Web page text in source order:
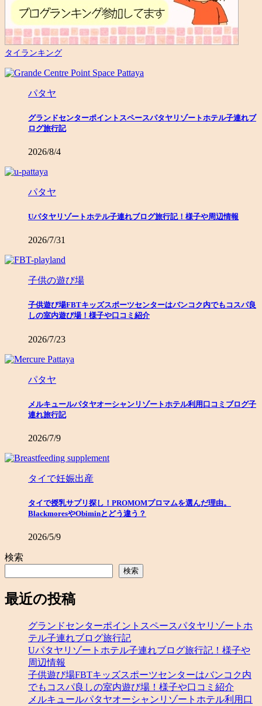
タイランキング
パタヤ
グランドセンターポイントスペースパタヤリゾートホテル子連れブ
ログ旅行記
2026/8/4
パタヤ
Uパタヤリゾートホテル子連れブログ旅行記！様子や周辺情報
2026/7/31
子供の遊び場
子供遊び場FBTキッズスポーツセンターはバンコク内でもコスパ良
しの室内遊び場！様子や口コミ紹介
2026/7/23
パタヤ
メルキュールパタヤオーシャンリゾートホテル利用口コミブログ子
連れ旅行記
2026/7/9
タイで妊娠出産
タイで授乳サプリ探し！PROMOMプロマムを選んだ理由。
BlackmoresやObiminとどう違う？
2026/5/9
検索
検索
最近の投稿
グランドセンターポイントスペースパタヤリゾートホ
テル子連れブログ旅行記
Uパタヤリゾートホテル子連れブログ旅行記！様子や
周辺情報
子供遊び場FBTキッズスポーツセンターはバンコク内
でもコスパ良しの室内遊び場！様子や口コミ紹介
メルキュールパタヤオーシャンリゾートホテル利用口